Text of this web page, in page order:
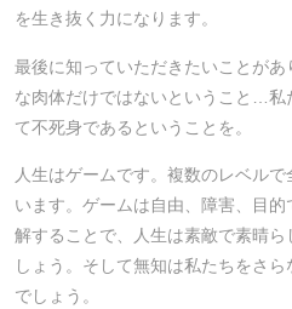
を生き抜く力になります。
最後に知っていただきたいことが
な肉体だけではないということ…私
て不死身であるということを。
人生はゲームです。複数のレベル
います。ゲームは自由、障害、目
解することで、人生は素敵で素晴
しょう。そして無知は私たちをさ
でしょう。